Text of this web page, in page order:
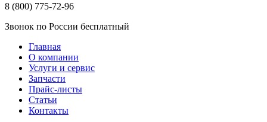
8 (800) 775-72-96
Звонок по России бесплатный
Главная
О компании
Услуги и сервис
Запчасти
Прайс-листы
Статьи
Контакты